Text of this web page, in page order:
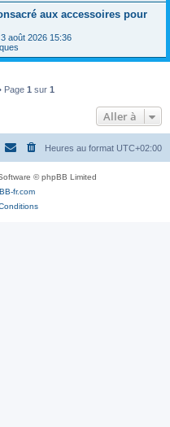
aux accessoires pour
août 2026 15:36
Page 1 sur 1
Aller à
Heures au format UTC+02:00
© phpBB Limited
fr.com